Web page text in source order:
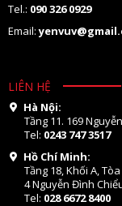
Tel.: 090 326 0929
Email:
LIÊN HỆ
Hà Nội:
Tầng 11. 169
Tel: 0243 747 3517
Hồ Chí Minh:
Tầng 18, Khối A,
4 Nguyễn Đình
Tel: 028 6672 8400